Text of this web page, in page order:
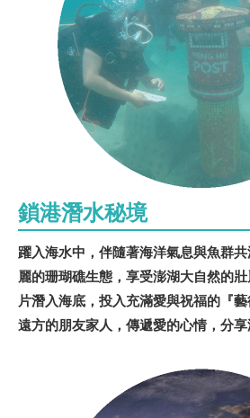
鎖港潛水秘境
躍入海水中，伴隨著海洋氣息與魚群
麗的珊瑚礁生態，享受澎湖大自然的
片潛入海底，投入充滿愛與祝福的『
遠方的朋友家人，傳遞愛的心情，分享